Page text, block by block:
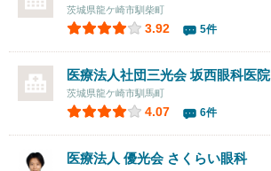
茨城県龍ケ崎市馴柴町
3.92 5件
医療法人社団三光会 坂西眼科医院
茨城県龍ケ崎市馴馬町
4.07 6件
医療法人 優光会 さくらい眼科